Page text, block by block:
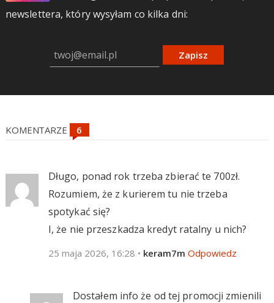
newslettera, który wysyłam co kilka dni:
Zapisz
KOMENTARZE
Długo, ponad rok trzeba zbierać te 700zł.
Rozumiem, że z kurierem tu nie trzeba
spotykać się?
I, że nie przeszkadza kredyt ratalny u nich?
25 maja 2026, 16:28 • keram7m Odpowiedz
Dostałem info że od tej promocji zmienili